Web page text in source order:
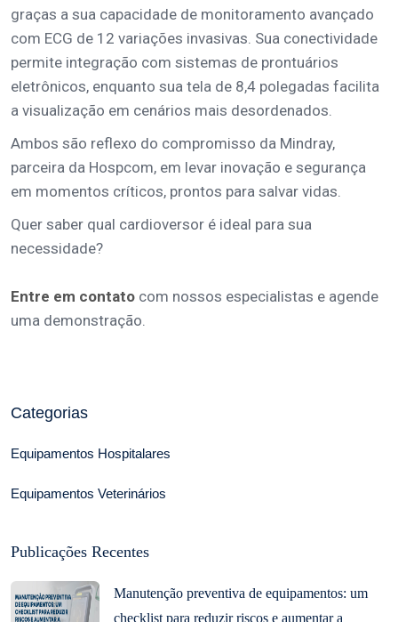
graças a sua capacidade de monitoramento avançado
com ECG de 12 variações invasivas. Sua conectividade
permite integração com sistemas de prontuários
eletrônicos, enquanto sua tela de 8,4 polegadas facilita
a visualização em cenários mais desordenados.
Ambos são reflexo do compromisso da Mindray,
parceira da Hospcom, em levar inovação e segurança
em momentos críticos, prontos para salvar vidas.
Quer saber qual cardioversor é ideal para sua
necessidade?
Entre em contato com nossos especialistas e agende
uma demonstração.
Categorias
Equipamentos Hospitalares
Equipamentos Veterinários
Publicações Recentes
Manutenção preventiva de equipamentos: um
checklist para reduzir riscos e aumentar a